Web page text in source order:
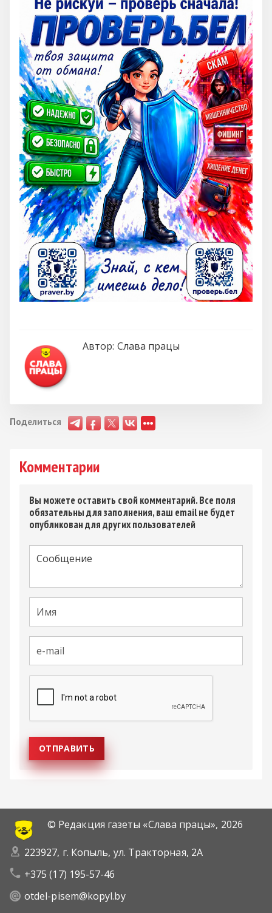
Автор: Слава працы
Поделиться
Комментарии
Вы можете оставить свой комментарий. Все поля
обязательны для заполнения, ваш email не будет
опубликован для других пользователей
© Редакция газеты «Слава працы», 2026
223927, г. Копыль, ул. Тракторная, 2А
+375 (17) 195-57-46
otdel-pisem@kopyl.by